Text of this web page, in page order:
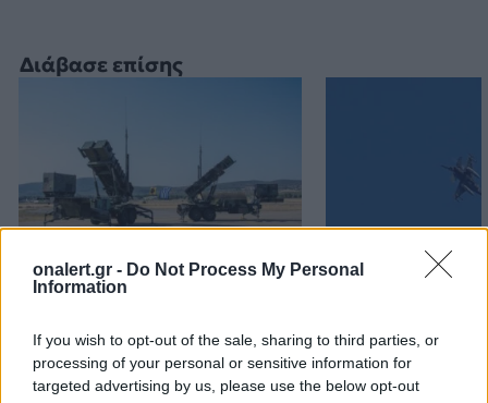
onalert.gr - Do Not Process My Personal
Information
If you wish to opt-out of the sale, sharing to third parties, or
processing of your personal or sensitive information for
targeted advertising by us, please use the below opt-out
Διάβασε επίσης
Patriot στη Σαουδική
επαναξιολογείται η
ελληνική παρουσία –
Μήνυμα της Αθήνας στο
τρία τουρκικά
επανδρωμένα